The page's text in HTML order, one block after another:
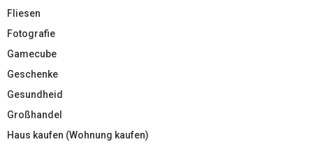
Fliesen
Fotografie
Gamecube
Geschenke
Gesundheid
Großhandel
Haus kaufen (Wohnung kaufen)